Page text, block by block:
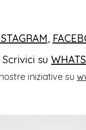
,
Scrivici su
iniziative su